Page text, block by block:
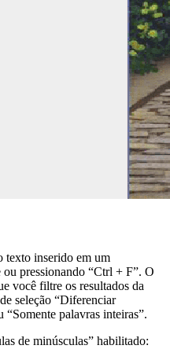
texto inserido em um
pressionando “Ctrl + F”. O
você filtre os resultados da
seleção “Diferenciar
“Somente palavras inteiras”.
de minúsculas” habilitado: